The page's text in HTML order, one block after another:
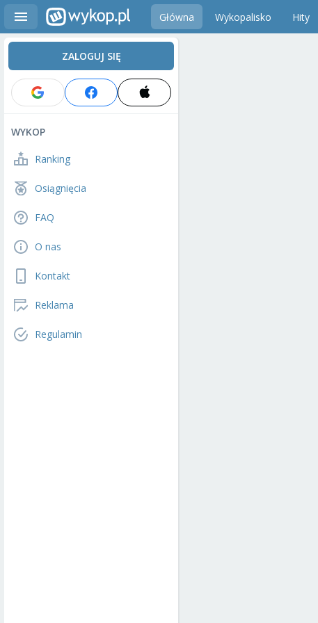
Główna Wykopalisko Hity
ZALOGUJ SIĘ
WYKOP
Ranking
Osiągnięcia
FAQ
O nas
Kontakt
Reklama
Regulamin